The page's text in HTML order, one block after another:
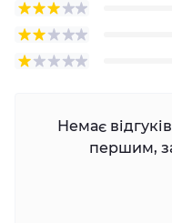
Немає
першим,